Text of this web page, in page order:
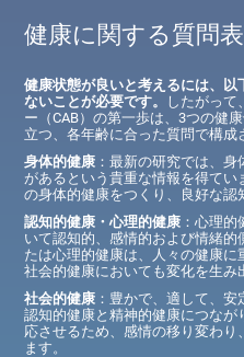
健康に関する質問
健康状態が良いと考えるには、
ないことが必要です。
したがって
ー（CAB）の第一歩は、3つの健
立つ、各年齢に合った質問で構成
身体的健康 ：最新の研究では、
があるという貴重な情報を得て
の身体的健康をつくり、良好な認
認知的健康・心理的健康 ：心理
いて認知的、感情的および情緒的
たは心理的健康は、人々の健康
社会的健康においても変化を生み
社会的健康 ：豊かで、適して、
認知的健康と精神的健康につな
応させるため、感情の移り変わり
ます。